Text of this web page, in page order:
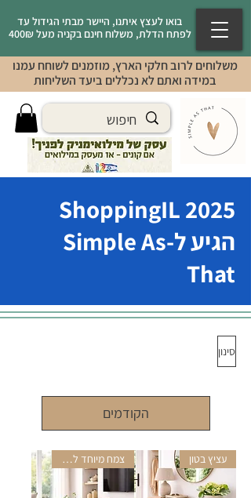
בואו לעצץ איתנו, היישר מבתי הגידול עד
לפתח הדלת, משלוח חינם בקניה מעל 400₪
משלוחים לרוב חלקי הארץ, מוזמנים לשוחח עמנו
במידה ואתם לא נכללים ביעד השליחות
2025 ShoppingIL
הגיע ל-Simple As
That
סינון
הקודמים
עציץ בטון צמח מיוחד לבית